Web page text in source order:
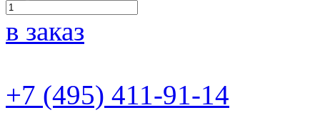
в заказ
+7 (495) 411-91-14